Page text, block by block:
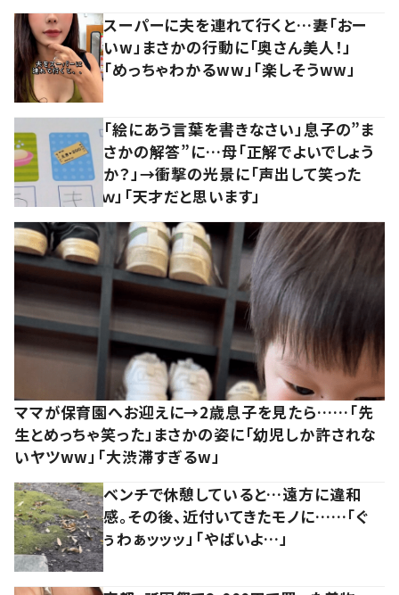
スーパーに夫を連れて行くと…妻「おー
いw」まさかの行動に「奥さん美人！」
「めっちゃわかるww」「楽しそうww」
「絵にあう言葉を書きなさい」息子の”ま
さかの解答”に…母「正解でよいでしょう
か？」→衝撃の光景に「声出して笑った
ｗ」「天才だと思います」
ママが保育園へお迎えに→2歳息子を見たら……「先
生とめっちゃ笑った」まさかの姿に「幼児しか許されな
いヤツww」「大渋滞すぎるw」
ベンチで休憩していると…遠方に違和
感。その後、近付いてきたモノに……「ぐ
ぅわぁッッッ」「やばいよ…」